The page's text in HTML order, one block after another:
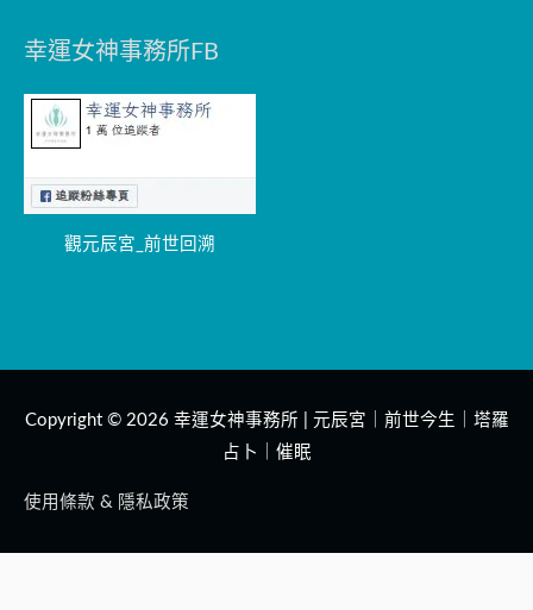
幸運女神事務所FB
觀元辰宮_前世回溯
Copyright © 2026 幸運女神事務所 | 元辰宮｜前世今生｜塔羅
占卜｜催眠
使用條款 & 隱私政策